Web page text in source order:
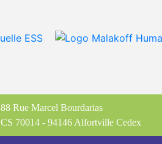
88 Rue Marcel Bourdarias
CS 70014 - 94146 Alfortville Cedex